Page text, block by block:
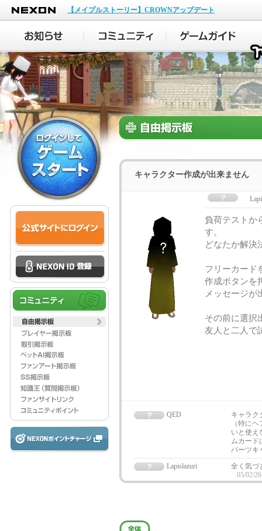
NEXON
【メイプルストーリー】CROWNアップデート
キャラクター作成が出来ません
負荷テストか
す。
どなたか解決
フリーカード
作成ボタンを
メッセージが
その前に選択
友人と二人で
QED
キャラク
（特に
いと使え
ムカード
パーツキ
Lapislazuri
全く気づ
05/02/